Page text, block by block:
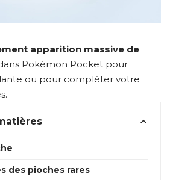
apparition massive de
Pokémon Pocket pour
ou pour compléter votre
des pioches rares